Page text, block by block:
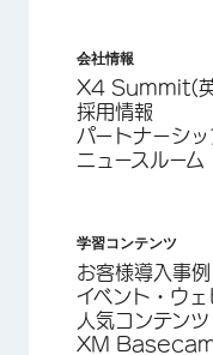
会社情報
X4 Summit(
採用情報
パートナーシッ
ニュースルーム
学習コンテンツ
お客様導入事例
イベント・ウ
人気コンテン
XM